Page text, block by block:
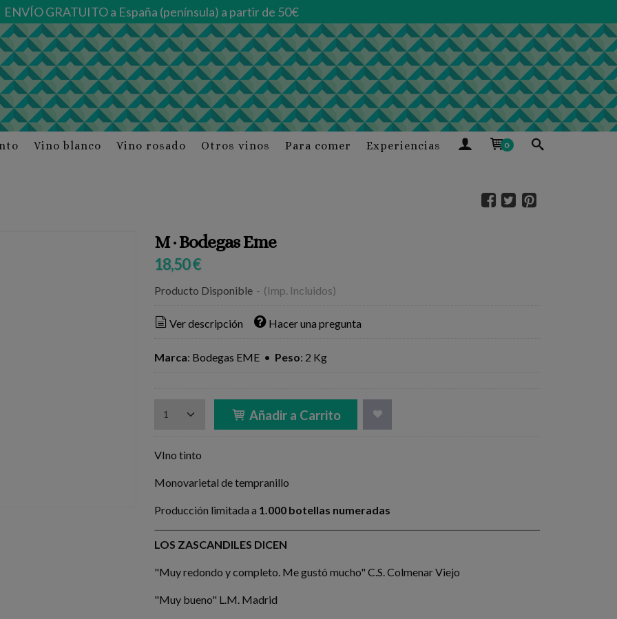
ENVÍO GRATUITO a España (península) a partir de 50€
Vino blanco Vino rosado Otros vinos Para comer Experiencias 0
M · Bodegas Eme
18,50 €
Producto Disponible - (Imp. Incluidos)
Ver descripción Hacer una pregunta
Marca: Bodegas EME • Peso: 2 Kg
Añadir a Carrito
VIno tinto
Monovarietal de tempranillo
Producción limitada a 1.000 botellas numeradas
LOS ZASCANDILES DICEN
"Muy redondo y completo. Me gustó mucho" C.S. Colmenar Viejo
"Muy bueno" L.M. Madrid